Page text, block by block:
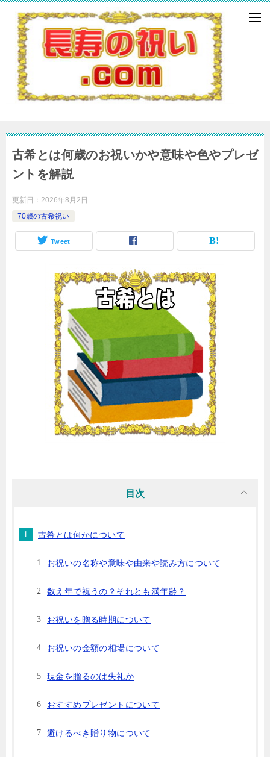
古希とは何歳のお祝いかや意味や色やプレゼ
ントを解説
更新日： 2026年8月2日
70歳の古希祝い
Tweet
目次
古希とは何かについて
お祝いの名称や意味や由来や読み方について
数え年で祝うの？それとも満年齢？
お祝いを贈る時期について
お祝いの金額の相場について
現金を贈るのは失礼か
おすすめプレゼントについて
避けるべき贈り物について